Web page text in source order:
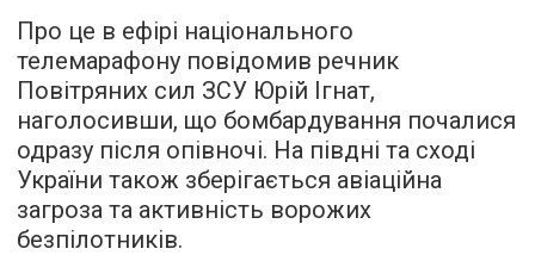
Про це в ефірі національного
телемарафону повідомив речник
Повітряних сил ЗСУ Юрій Ігнат,
наголосивши, що бомбардування почалися
одразу після опівночі. На півдні та сході
України також зберігається авіаційна
загроза та активність ворожих
безпілотників.